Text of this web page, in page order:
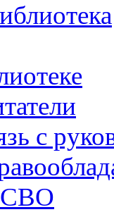
с
СВО